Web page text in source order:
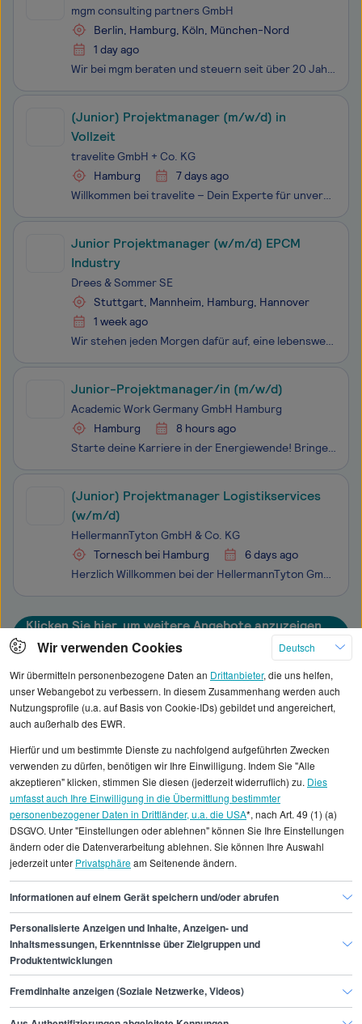
mgm consulting partners GmbH
Berlin, Hamburg, Köln, München-Nord
1 day ago
Wir bei mgm beraten und steuern seit über 20 Jahren Digitalisierungsprojekte unserer internationalen Kunden. Mit ganzheitlichen Lösungen befähigen wir IT, Business und Organisation, die Chancen der digitalen Transformation umzusetzen. Unsere mehr als 65 Kolleg:innen an sechs europäischen Standorten
(Junior) Projektmanager (m/w/d) in
Vollzeit
travelite GmbH + Co. KG
Hamburg
7 days ago
Willkommen bei travelite – Dein Experte für unvergessliche Reiseerlebnisse! Seit über 75 Jahren sorgen wir dafür, dass unsere Kunden die Welt auf komfortable, sichere und stilvolle Weise entdecken können. Unser Fokus liegt auf Qualität, Kundenorientierung und Innovation, weshalb wir stets nach
Junior Projektmanager (w/m/d) EPCM
Industry
Drees & Sommer SE
Stuttgart, Mannheim, Hamburg, Hannover
1 week ago
Wir stehen jeden Morgen dafür auf, eine lebenswerte Zukunft für nachfolgende Generationen zu schaffen. Je nach Projekt sind wir Berater, Umsetzer – oder beides – nachhaltiger, innovativer und wirtschaftlicher Lösungen für Immobilien, Industrie, Energie und Infrastruktur. In interdisziplinären Teams
Junior-Projektmanager/in (m/w/d)
Academic Work Germany GmbH Hamburg
Hamburg
8 hours ago
Starte deine Karriere in der Energiewende! Bringe deine Struktur und dein Kommunikationstalent ein – werde Junior Projektleiter (m/w/d) für Automatisierungstechnik. Unser Partnerunternehmen – ein starker Player im Bereich Energiewende und High-Tech – sucht dich als motivierten Junior
(Junior) Projektmanager Logistikservices
(w/m/d)
HellermannTyton GmbH & Co. KG
Tornesch bei Hamburg
6 days ago
Herzlich Willkommen bei der HellermannTyton GmbH & Co. KG, einem der führenden Hersteller und Anbieter von Kabelmanagementprodukten. Wir sind stolz darauf, ein Team von mehr als 7.000 Beschäftigten in 40 Ländern zu sein, die täglich daran arbeiten, unseren gemeinsamen Erfolg weiter auszubauen. B
Klicken Sie hier, um weitere Angebote anzuzeigen
Alle angezeigten Gehaltsdaten beruhen auf
Durchschnittswerte und die Angaben können nicht
einzelnen Stellenangeboten zugeordnet werden.
Gehaltsinformationen
Fertigung, Produktion
Junior Prozessmanager/in
Junior Prozessmanager/in Hamburg
Finde den Job,
der zu dir passt.
Wir verwenden Cookies
Deutsch
Wir übermitteln personenbezogene Daten an Drittanbieter, die uns helfen,
unser Webangebot zu verbessern. In diesem Zusammenhang werden auch
Nutzungsprofile (u.a. auf Basis von Cookie-IDs) gebildet und angereichert,
auch außerhalb des EWR.
Hierfür und um bestimmte Dienste zu nachfolgend aufgeführten Zwecken
verwenden zu dürfen, benötigen wir Ihre Einwilligung. Indem Sie "Alle
akzeptieren" klicken, stimmen Sie diesen (jederzeit widerruflich) zu. Dies
umfasst auch Ihre Einwilligung in die Übermittlung bestimmter
personenbezogener Daten in Drittländer, u.a. die USA*, nach Art. 49 (1) (a)
DSGVO. Unter "Einstellungen oder ablehnen" können Sie Ihre Einstellungen
ändern oder die Datenverarbeitung ablehnen. Sie können Ihre Auswahl
jederzeit unter Privatsphäream Seitenende ändern.
Informationen auf einem Gerät speichern und/oder abrufen
Personalisierte Anzeigen und Inhalte, Anzeigen- und
Inhaltsmessungen, Erkenntnisse über Zielgruppen und
Produktentwicklungen
Fremdinhalte anzeigen (Soziale Netzwerke, Videos)